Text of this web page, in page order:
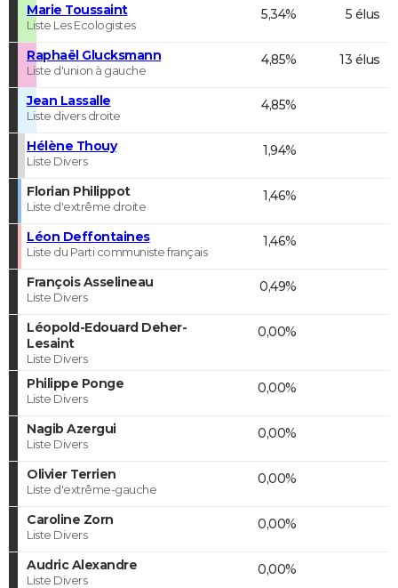
Marie Toussaint
Liste Les Ecologistes
5,34% 5 élus
Raphaël Glucksmann
Liste d'union à gauche
4,85% 13 élus
Jean Lassalle
Liste divers droite
4,85%
Hélène Thouy
Liste Divers
1,94%
Florian Philippot
Liste d'extrême droite
1,46%
Léon Deffontaines
Liste du Parti communiste français
1,46%
François Asselineau
Liste Divers
0,49%
Léopold-Edouard Deher-
Lesaint
Liste Divers
0,00%
Philippe Ponge
Liste Divers
0,00%
Nagib Azergui
Liste Divers
0,00%
Olivier Terrien
Liste d'extrême-gauche
0,00%
Caroline Zorn
Liste Divers
0,00%
Audric Alexandre
Liste Divers
0,00%